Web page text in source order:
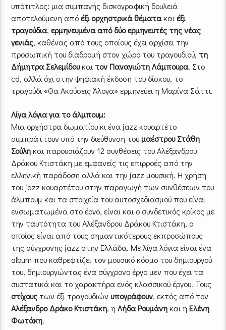
υπότιτλος: μια συμπαγής δισκογραφική δουλειά
αποτελούμενη από έξι ορχηστρικά θέματακαι έξι
τραγούδια, ερμηνευμένα από δύο ερμηνευτές της νέας
γενιάς, καθένας από τους οποίους έχει αρχίσει την
προσωπική του διαδρομή στον χώρο του τραγουδιού, τη
Δήμητρα Σελεμίδουκαι τον Παναγιώτη Λάμπουρα. Στo
cd, αλλά όχι στην ψηφιακή έκδοση του δίσκου, το
τραγούδι «Θα Aκούσεις Άλογα» ερμηνεύει η Μαρίνα Σάττι.
Λίγα λόγια για το άλμπουμ:
Μια ορχήστρα δωματίου κι ένα jazz κουαρτέτο
συμπράττουν υπό την διεύθυνση τουμαέστρου Στάθη
Σούληκαι παρουσιάζουν 12 συνθέσεις του Αλέξανδρου
Δράκου Κτιστάκη με εμφανείς τις επιρροές από την
ελληνική παράδοση αλλά και την jazz μουσική. Η χρήση
του jazz κουαρτέτου στην παραγωγή των συνθέσεων του
άλμπουμ και τα στοιχεία του αυτοσχεδιασμού που είναι
ενσωματωμένα στο έργο, είναι και ο συνδετικός κρίκος με
την ταυτότητα του Αλέξανδρου Δράκου Κτιστάκη, ο
οποίος είναι από τους σημαντικότερους εκπροσώπους
της σύγχρονης jazz στην Ελλάδα. Με λίγα λόγια είναι ένα
album που καθρεφτίζει τον μουσικό κόσμο του δημιουργού
του, δημιουργώντας ένα σύγχρονο έργο μεν που έχει τα
συστατικά και το χαρακτήρα ενός κλασσικού έργου. Τους
στίχους των έξι τραγουδιώνυπογράφουν, εκτός από τον
Αλέξανδρο Δράκο Κτιστάκη, ηΛήδα Ρουμάνηκαι ηΕλένη
Φωτάκη.